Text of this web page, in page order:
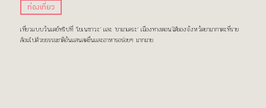
ท่องเที่ยว
เที่ยวแบบวันเดย์ทริปที่ ‘โยเนซาวะ’ และ ‘ยามาเดระ’ เมืองทางตอนใต้ของจังหวัดยามากาตะที่ราย
ล้อมไปด้วยธรรมชาติอันแสนสดชื่นและอาหารอร่อยๆ มากมาย